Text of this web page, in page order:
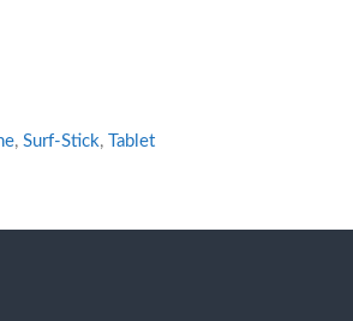
, Surf-Stick, Tablet